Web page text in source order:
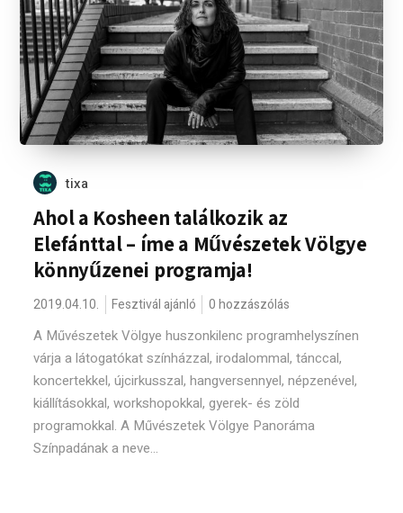
tixa
Ahol a Kosheen találkozik az
Elefánttal – íme a Művészetek Völgye
könnyűzenei programja!
2019.04.10. Fesztivál ajánló 0 hozzászólás
A Művészetek Völgye huszonkilenc programhelyszínen
várja a látogatókat színházzal, irodalommal, tánccal,
koncertekkel, újcirkusszal, hangversennyel, népzenével,
kiállításokkal, workshopokkal, gyerek- és zöld
programokkal. A Művészetek Völgye Panoráma
Színpadának a neve...